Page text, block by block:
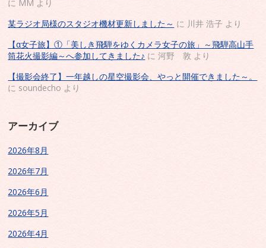
に MM より
某ラジオ局様のスタジオ機材更新しました～ に 川井 浩子 より
【α女子旅】①「美しき飛騨をゆくカメラ女子の旅」～飛騨高山手
筒花火撮影編～へ参加してきました♪ に河野 敦 より
【撮影会終了】一年越しの星空撮影会、やっと開催できました～。
に soundecho より
アーカイブ
2026年8月
2026年7月
2026年6月
2026年5月
2026年4月